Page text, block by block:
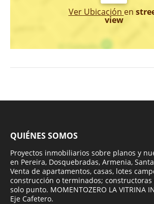
Ver Ubicación en
view
QUIÉNES SOMOS
Proyectos inmobiliarios sobre planos y
en Pereira, Dosquebradas, Armenia,
Venta de apartamentos, casas, lotes
construcción o terminados;
solo punto. MOMENTOZERO LA VITRINA
Eje Cafetero.